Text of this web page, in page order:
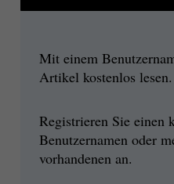
Mit einem
Artikel kostenlos lesen.
Registrieren Sie einen
Benutzernamen oder
vorhandenen an.